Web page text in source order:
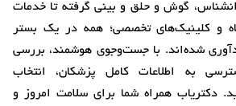
گوش و حلق و بینی گرفته تا خدمات
و کلینیک‌های تخصصی؛ همه در یک بستر
شده‌اند. با جست‌وجوی هوشمند، بررسی
به اطلاعات کامل پزشکان، انتخاب
دکتریاب همراه شما برای سلامت امروز و